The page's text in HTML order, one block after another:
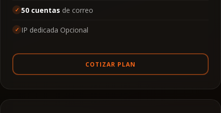
50 cuentas de correo
IP dedicada Opcional
COTIZAR PLAN